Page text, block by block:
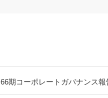
66期コーポレートガバナンス報